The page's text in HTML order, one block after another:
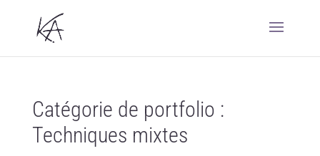
Catégorie de portfolio :
Techniques mixtes